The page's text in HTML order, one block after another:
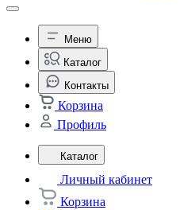
Меню
Каталог
Контакты
Корзина
Профиль
Каталог
Личный кабинет
Корзина